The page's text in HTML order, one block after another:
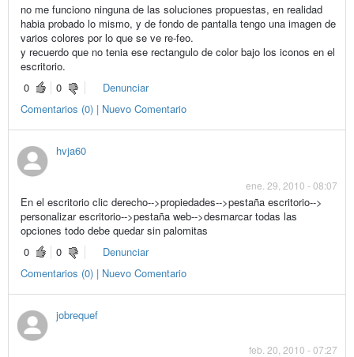
no me funciono ninguna de las soluciones propuestas, en realidad
habia probado lo mismo, y de fondo de pantalla tengo una imagen de
varios colores por lo que se ve re-feo.
y recuerdo que no tenia ese rectangulo de color bajo los iconos en el
escritorio.
0
0
Denunciar
Comentarios (0) | Nuevo Comentario
hvja60
ene. 29, 2010 - 08:07
En el escritorio clic derecho-->propiedades-->pestaña escritorio-->
personalizar escritorio-->pestaña web-->desmarcar todas las
opciones todo debe quedar sin palomitas
0
0
Denunciar
Comentarios (0) | Nuevo Comentario
jobrequef
feb. 20, 2010 - 07:27